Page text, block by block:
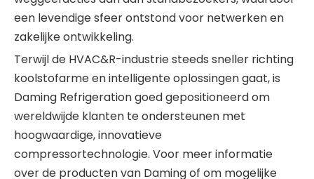
een levendige sfeer ontstond voor netwerken en
zakelijke ontwikkeling.
Terwijl de HVAC&R-industrie steeds sneller richting
koolstofarme en intelligente oplossingen gaat, is
Daming Refrigeration goed gepositioneerd om
wereldwijde klanten te ondersteunen met
hoogwaardige, innovatieve
compressortechnologie. Voor meer informatie
over de producten van Daming of om mogelijke